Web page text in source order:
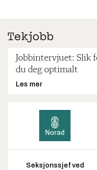
Jobbintervjuet: Slik
du deg optimalt
Les mer
Seksjonssjef ved